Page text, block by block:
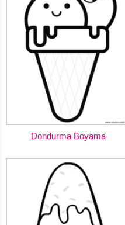
Dondurma Boyama